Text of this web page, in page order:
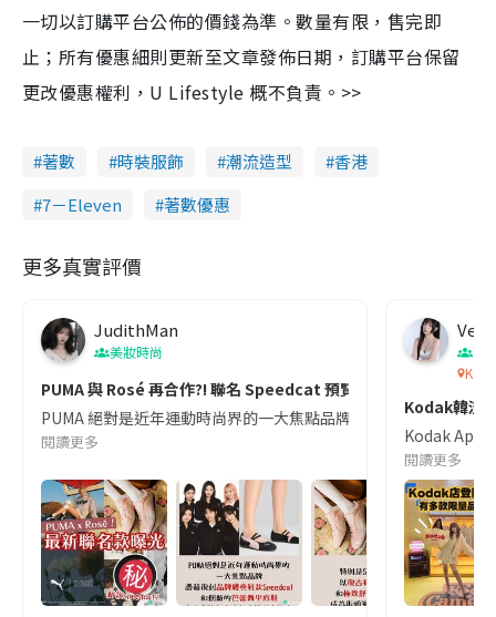
一切以訂購平台公佈的價錢為準。數量有限，售完即
止；所有優惠細則更新至文章發佈日期，訂購平台保留
更改優惠權利，U Lifestyle 概不負責。>>
著數 時裝服飾 潮流造型
香港
7－Eleven
著數優惠
更多真實評價
JudithMan
美妝時尚
PUMA 與 Rosé 再合作?! 聯名 Speedcat 預覽圖瘋傳中！全系列
PUMA 絕對是近年運動時尚界的一大焦點品牌！憑藉復刻品牌經
閱讀更多
潮
Kodak韓流
Kodak
閱讀更多